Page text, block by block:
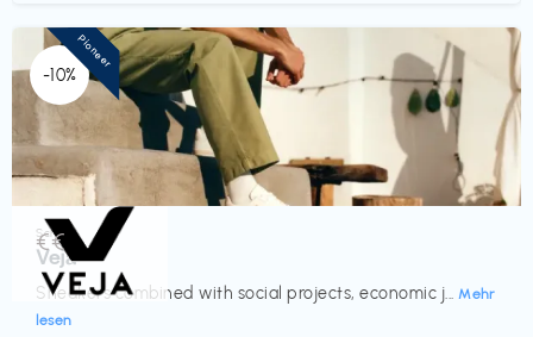
-10%
Schuhe
Veja
Sneakers combined with social projects, economic j... Mehr
lesen
€€‎
Pioneer